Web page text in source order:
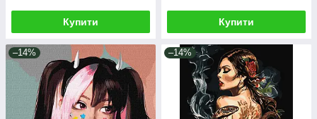
Купити Купити
–14% –14%